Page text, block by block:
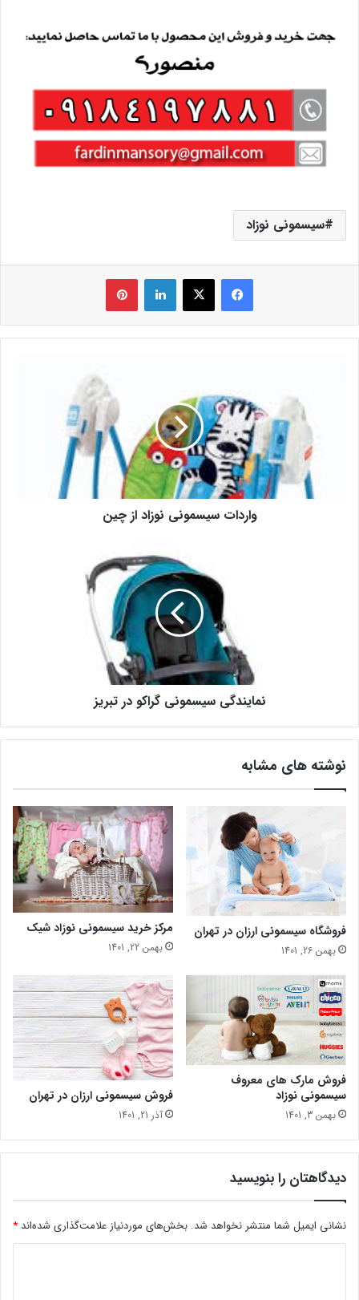
سیسمونی نوزاد
فیس بوک X لینکدین ‫پین‌ترست
واردات سیسمونی نوزاد از چین
نمایندگی سیسمونی گراکو در تبریز
نوشته های مشابه
فروشگاه سیسمونی ارزان در تهران
بهمن 26, 1401
مرکز خرید سیسمونی نوزاد شیک
بهمن 22, 1401
فروش مارک های معروف
سیسمونی نوزاد
بهمن 3, 1401
فروش سیسمونی ارزان در تهران
آذر 21, 1401
دیدگاهتان را بنویسید
نشانی ایمیل شما منتشر نخواهد شد. بخش‌های موردنیاز علامت‌گذاری شده‌اند *